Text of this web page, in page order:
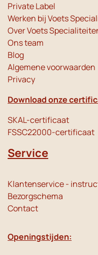
Private Label
Werken bij Voets
Over Voets
Ons team
Blog
Algemene voorwaarden
Privacy
Download onze
SKAL-certificaat
FSSC22000-
Service
Klantenservice -
Bezorgschema
Contact
Openingstijden: